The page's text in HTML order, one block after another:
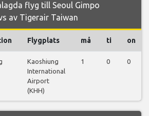
flyg till Seoul Gimpo
av Tigerair Taiwan
Flygplats må ti on
Kaoshiung
International
Airport
(KHH)
1 0 0